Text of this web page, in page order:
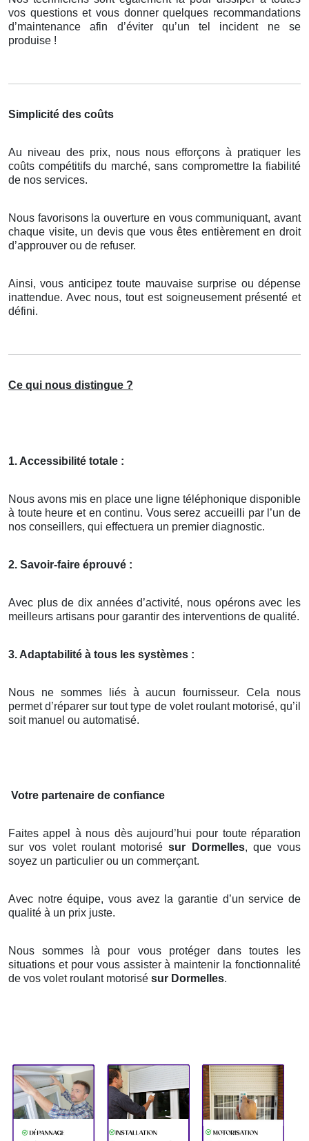
vos questions et vous donner quelques recommandations
d’maintenance afin d’éviter qu’un tel incident ne se
produise !
Simplicité des coûts
Au niveau des prix, nous nous efforçons à pratiquer les
coûts compétitifs du marché, sans compromettre la fiabilité
de nos services.
Nous favorisons la ouverture en vous communiquant, avant
chaque visite, un devis que vous êtes entièrement en droit
d’approuver ou de refuser.
Ainsi, vous anticipez toute mauvaise surprise ou dépense
inattendue. Avec nous, tout est soigneusement présenté et
défini.
Ce qui nous distingue ?
1. Accessibilité totale :
Nous avons mis en place une ligne téléphonique disponible
à toute heure et en continu. Vous serez accueilli par l’un de
nos conseillers, qui effectuera un premier diagnostic.
2. Savoir-faire éprouvé :
Avec plus de dix années d’activité, nous opérons avec les
meilleurs artisans pour garantir des interventions de qualité.
3. Adaptabilité à tous les systèmes :
Nous ne sommes liés à aucun fournisseur. Cela nous
permet d’réparer sur tout type de volet roulant motorisé, qu’il
soit manuel ou automatisé.
Votre partenaire de confiance
Faites appel à nous dès aujourd’hui pour toute réparation
sur vos volet roulant motorisésur Dormelles, que vous
soyez un particulier ou un commerçant.
Avec notre équipe, vous avez la garantie d’un service de
qualité à un prix juste.
Nous sommes là pour vous protéger dans toutes les
situations et pour vous assister à maintenir la fonctionnalité
de vos volet roulant motorisé sur Dormelles.